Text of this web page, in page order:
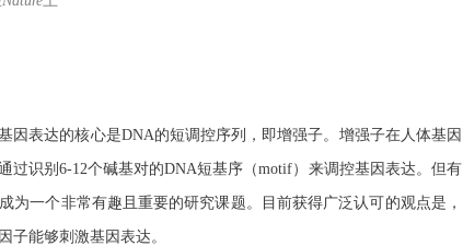
因表达的核心是DNA的短调控序列，即增强子。增强子在人体基因
识别6-12个碱基对的DNA短基序（motif）来调控基因表达。但有
一个非常有趣且重要的研究课题。目前获得广泛认可的观点是，
子能够刺激基因表达。